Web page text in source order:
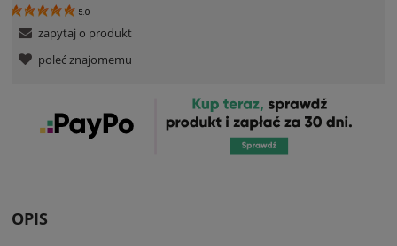
5.0
zapytaj o produkt
poleć znajomemu
OPIS